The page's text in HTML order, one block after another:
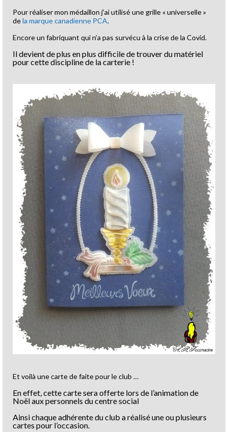
Pour réaliser mon médaillon j’ai utilisé une grille « universelle »
dela marque canadienne PCA.
Encore un fabriquant qui n’a pas survécu à la crise de la Covid.
Il devient de plus en plus difficile de trouver du matériel
pour cette discipline de la carterie !
Et voilà une carte de faite pour le club …
En effet, cette carte sera offerte lors de l’animation de
Noël aux personnels du centre social
Ainsi chaque adhérente du club a réalisé une ou plusieurs
cartes pour l’occasion.